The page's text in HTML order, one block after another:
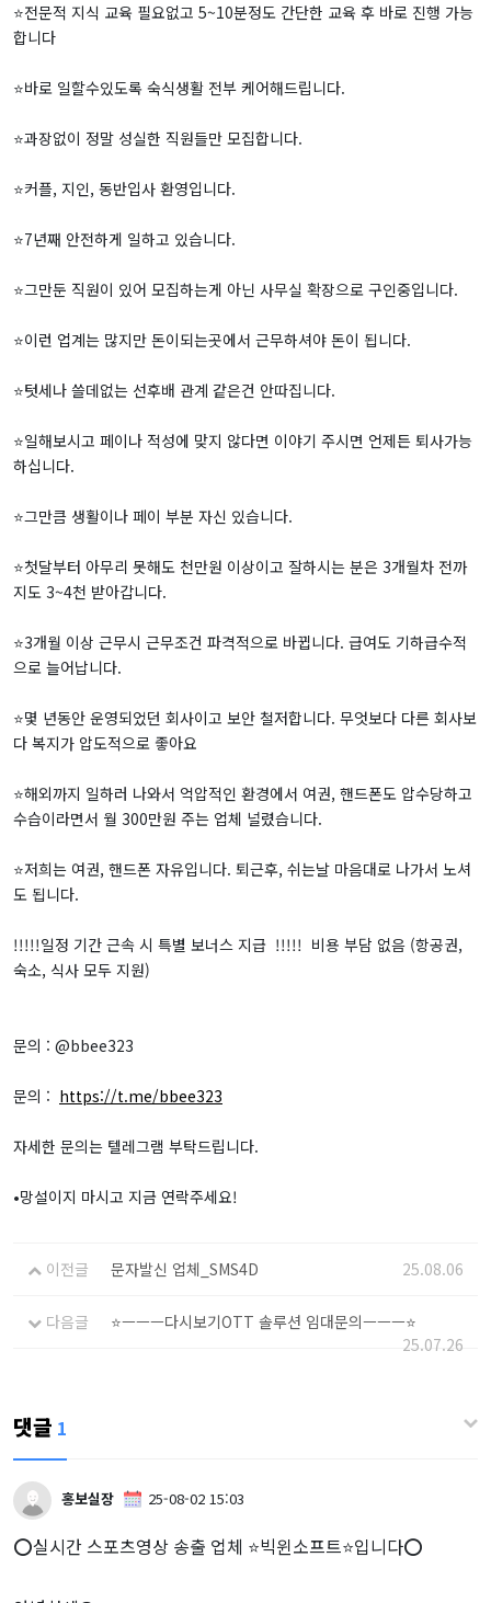
⭐️전문적 지식 교육 필요없고 5~10분정도 간단한 교육 후 바로 진행 가능
합니다
⭐️바로 일할수있도록 숙식생활 전부 케어해드립니다.
⭐️과장없이 정말 성실한 직원들만 모집합니다.
⭐️커플, 지인, 동반입사 환영입니다.
⭐️7년째 안전하게 일하고 있습니다.
⭐️그만둔 직원이 있어 모집하는게 아닌 사무실 확장으로 구인중입니다.
⭐️이런 업계는 많지만 돈이되는곳에서 근무하셔야 돈이 됩니다.
⭐️텃세나 쓸데없는 선후배 관계 같은건 안따집니다.
⭐️일해보시고 페이나 적성에 맞지 않다면 이야기 주시면 언제든 퇴사가능
하십니다.
⭐️그만큼 생활이나 페이 부분 자신 있습니다.
⭐️첫달부터 아무리 못해도 천만원 이상이고 잘하시는 분은 3개월차 전까
지도 3~4천 받아갑니다.
⭐️3개월 이상 근무시 근무조건 파격적으로 바뀝니다. 급여도 기하급수적
으로 늘어납니다.
⭐️몇 년동안 운영되었던 회사이고 보안 철저합니다. 무엇보다 다른 회사보
다 복지가 압도적으로 좋아요
⭐️해외까지 일하러 나와서 억압적인 환경에서 여권, 핸드폰도 압수당하고
수습이라면서 월 300만원 주는 업체 널렸습니다.
⭐️저희는 여권, 핸드폰 자유입니다. 퇴근후, 쉬는날 마음대로 나가서 노셔
도 됩니다.
!!!!!일정 기간 근속 시 특별 보너스 지급 !!!!! 비용 부담 없음 (항공권,
숙소, 식사 모두 지원)
문의 : @bbee323
문의 : https://t.me/bbee323
자세한 문의는 텔레그램 부탁드립니다.
•망설이지 마시고 지금 연락주세요!
이전글 문자발신 업체_SMS4D 25.08.06
다음글
⭐️ㅡㅡㅡ다시보기OTT 솔루션 임대문의ㅡㅡㅡ⭐️
25.07.26
댓글 1
홍보실장 25-08-02 15:03
⭕️실시간 스포츠영상 송출 업체 ⭐️빅윈소프트⭐️입니다⭕️